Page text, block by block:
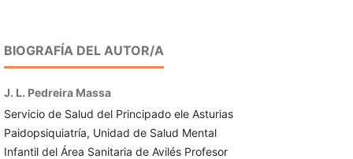
BIOGRAFÍA DEL AUTOR/A
J. L. Pedreira Massa
Servicio de Salud del Principado ele Asturias
Paidopsiquiatría, Unidad de Salud Mental
Infantil del Área Sanitaria de Avilés Profesor